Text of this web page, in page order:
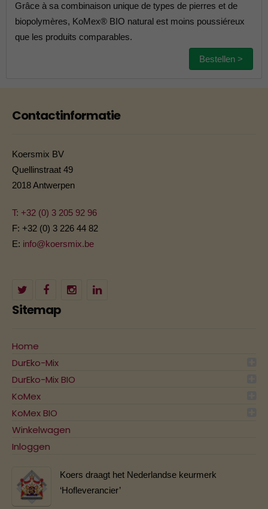
Grâce à sa combinaison unique de types de pierres et de
biopolymères, KoMex® BIO natural est moins poussiéreux
que les produits comparables.
Bestellen >
Contactinformatie
Koersmix BV
Quellinstraat 49
2018 Antwerpen
T: +32 (0) 3 205 92 96
F: +32 (0) 3 226 44 82
E: info@koersmix.be
Sitemap
Home
DurEko-Mix
DurEko-Mix BIO
KoMex
KoMex BIO
Winkelwagen
Inloggen
Koers draagt het Nederlandse keurmerk
‘Hofleverancier’